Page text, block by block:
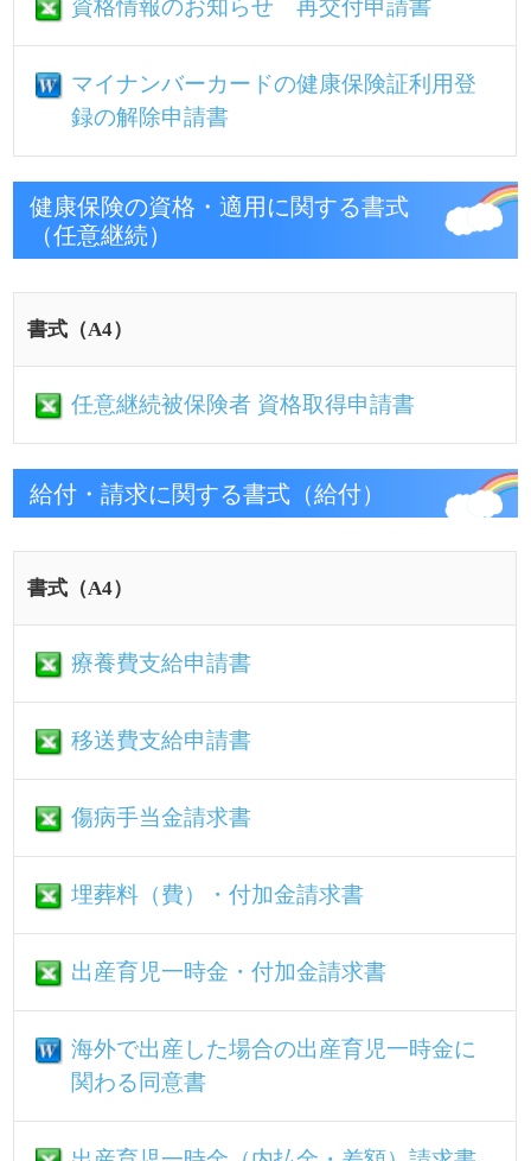
療養費支給申請書
移送費支給申請書
傷病手当金請求書
埋葬料（費）・付加金請求書
海外で出産した場合の出産育児一時金に
関わる同意書
出産育児一時金（内払金・差額）請求書
海外療養費支給申請書
健康保険限度額適用認定申請書
健康保険限度額適用・標準負担減額認定
申請書
健康保険特定疾病療養受療証交付申請書
担額証明書交付申請書
第三者行為届・念書